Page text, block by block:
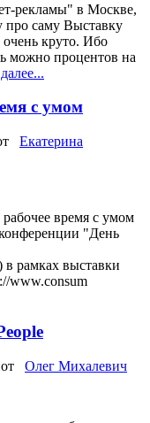
рекламы" в Москве,
про саму Выставку
круто. Ибо
можно процентов на
с умом
Екатерина
время с умом
"День
в рамках выставки
от Олег Михалевич